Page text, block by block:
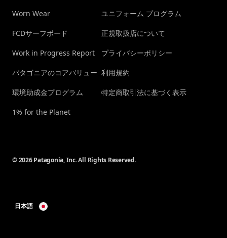
Worn Wear
FCDサーフボード
Work in Progress Report
パタゴニアのコアバリュー
環境助成金プログラム
1% for the Planet
ユニフォーム プログラム
正規取扱店について
プライバシーポリシー
利用規約
特定商取引法に基づく表示
© 2026 Patagonia, Inc. All Rights Reserved.
日本語